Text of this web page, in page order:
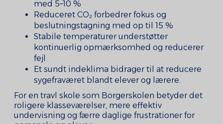
med 5–10 %
Reduceret CO₂ forbedrer fokus og
beslutningstagning med op til 15 %
Stabile temperaturer understøtter
kontinuerlig opmærksomhed og reducerer
fejl
Et sundt indeklima bidrager til at reducere
sygefraværet blandt elever og lærere.
For en travl skole som Borgerskolen betyder det
roligere klasseværelser, mere effektiv
undervisning og færre daglige frustrationer for